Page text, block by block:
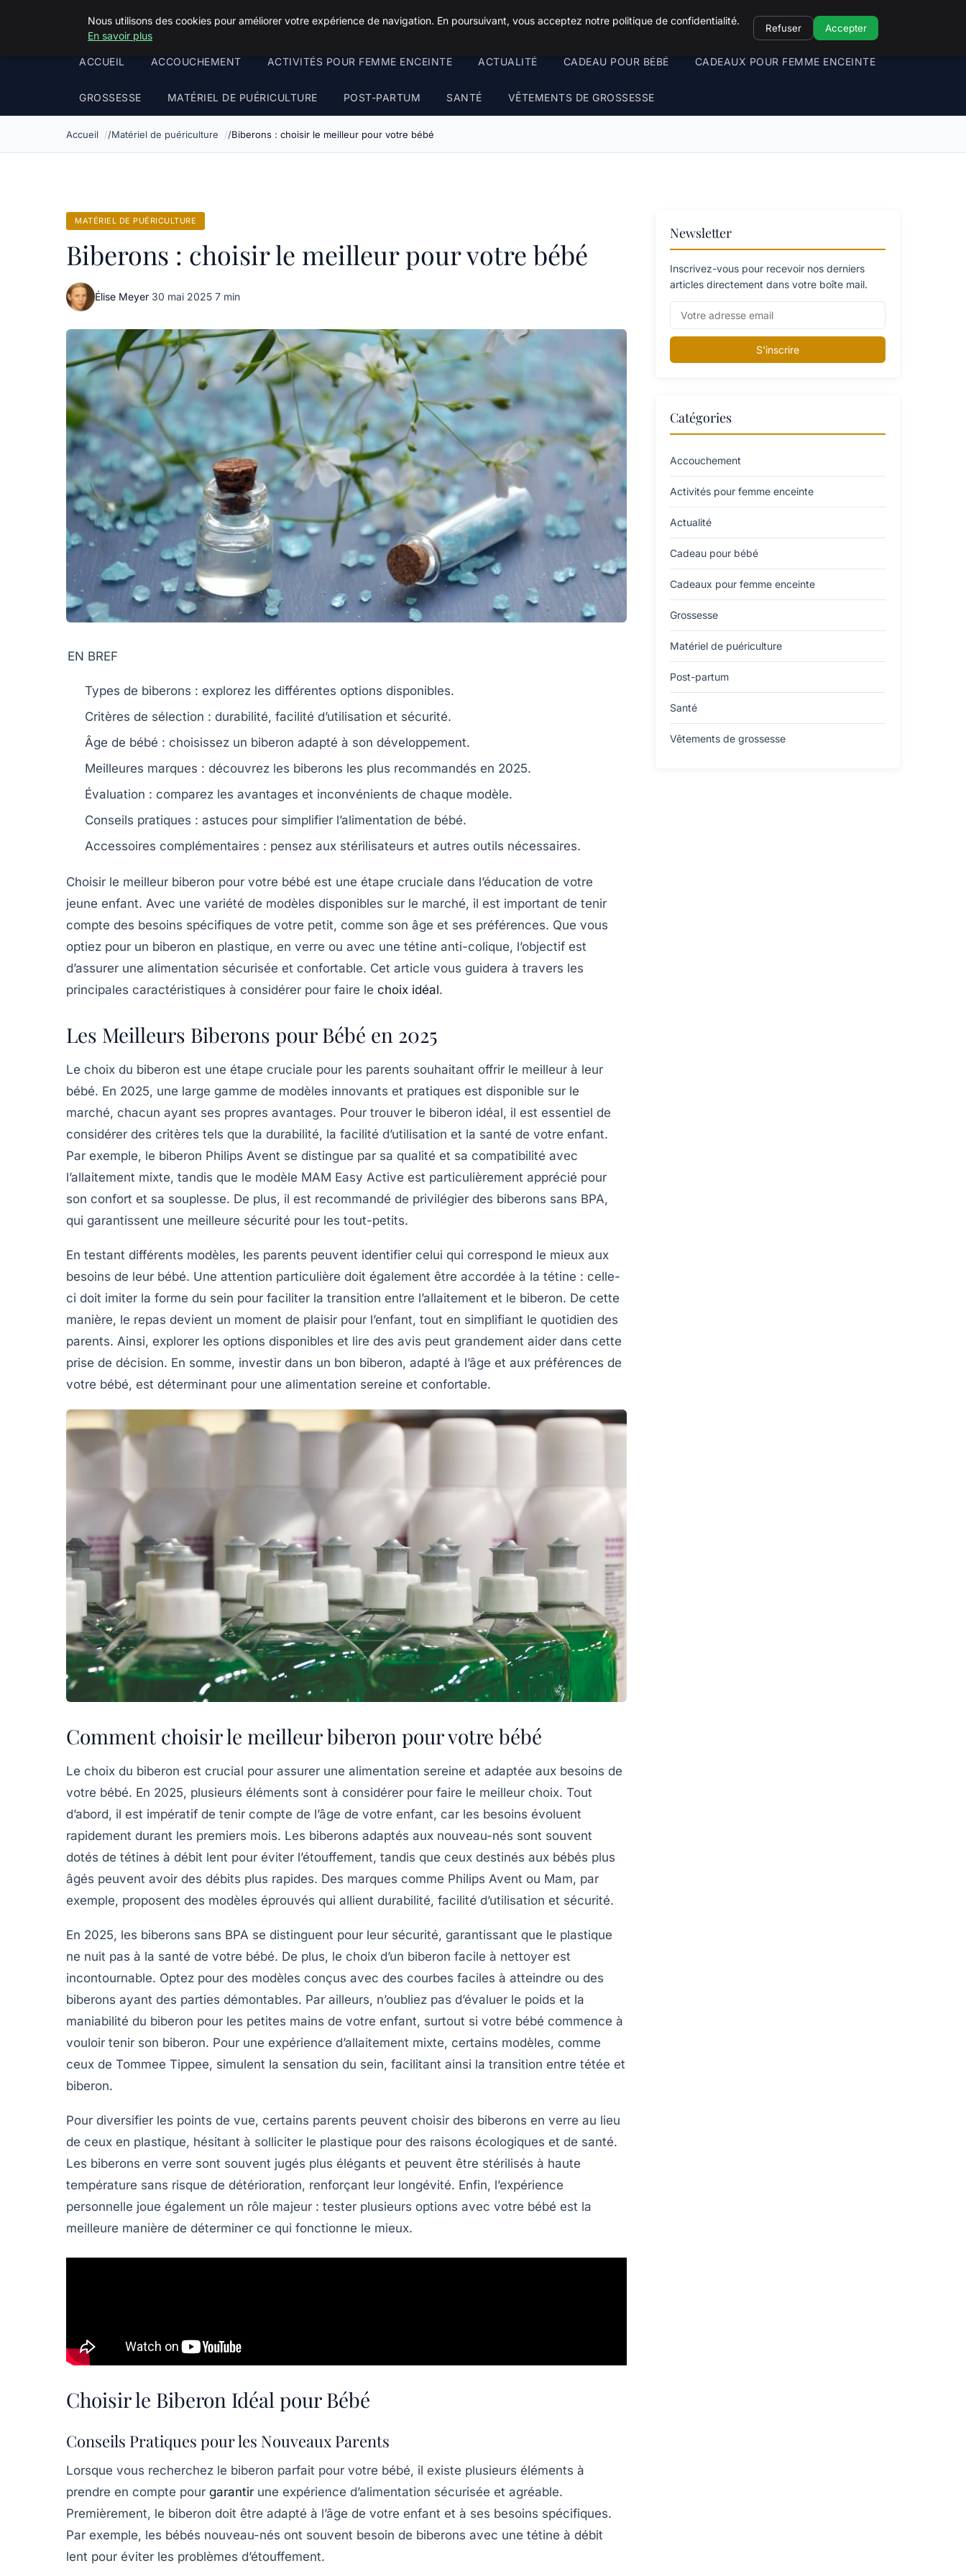
Squeakyswing.com
ACCUEIL ACCOUCHEMENT ACTIVITÉS POUR FEMME ENCEINTE ACTUALITÉ CADEAU POUR BÉBÉ CADEAUX POUR FEMME ENCEINTE
GROSSESSE MATÉRIEL DE PUÉRICULTURE POST-PARTUM SANTÉ VÊTEMENTS DE GROSSESSE
Accueil Matériel de puériculture Biberons : choisir le meilleur pour votre bébé
MATÉRIEL DE PUÉRICULTURE
Biberons : choisir le meilleur pour votre bébé
Élise Meyer·30 mai 2025·7 min
EN BREF
Types de biberons : explorez les différentes options disponibles.
Critères de sélection : durabilité, facilité d’utilisation et sécurité.
Âge de bébé : choisissez un biberon adapté à son développement.
Meilleures marques : découvrez les biberons les plus recommandés en 2025.
Évaluation : comparez les avantages et inconvénients de chaque modèle.
Conseils pratiques : astuces pour simplifier l’alimentation de bébé.
Accessoires complémentaires : pensez aux stérilisateurs et autres outils nécessaires.
Choisir le meilleur biberon pour votre bébé est une étape cruciale dans l’éducation de votre
jeune enfant. Avec une variété de modèles disponibles sur le marché, il est important de tenir
compte des besoins spécifiques de votre petit, comme son âge et ses préférences. Que vous
optiez pour un biberon en plastique, en verre ou avec une tétine anti-colique, l’objectif est
d’assurer une alimentation sécurisée et confortable. Cet article vous guidera à travers les
principales caractéristiques à considérer pour faire le choix idéal.
Les Meilleurs Biberons pour Bébé en 2025
Le choix du biberon est une étape cruciale pour les parents souhaitant offrir le meilleur à leur
bébé. En 2025, une large gamme de modèles innovants et pratiques est disponible sur le
marché, chacun ayant ses propres avantages. Pour trouver le biberon idéal, il est essentiel de
considérer des critères tels que la durabilité, la facilité d’utilisation et la santé de votre enfant.
Par exemple, le biberon Philips Avent se distingue par sa qualité et sa compatibilité avec
l’allaitement mixte, tandis que le modèle MAM Easy Active est particulièrement apprécié pour
son confort et sa souplesse. De plus, il est recommandé de privilégier des biberons sans BPA,
qui garantissent une meilleure sécurité pour les tout-petits.
En testant différents modèles, les parents peuvent identifier celui qui correspond le mieux aux
besoins de leur bébé. Une attention particulière doit également être accordée à la tétine : celle-
ci doit imiter la forme du sein pour faciliter la transition entre l’allaitement et le biberon. De cette
manière, le repas devient un moment de plaisir pour l’enfant, tout en simplifiant le quotidien des
parents. Ainsi, explorer les options disponibles et lire des avis peut grandement aider dans cette
prise de décision. En somme, investir dans un bon biberon, adapté à l’âge et aux préférences de
votre bébé, est déterminant pour une alimentation sereine et confortable.
Comment choisir le meilleur biberon pour votre bébé
Le choix du biberon est crucial pour assurer une alimentation sereine et adaptée aux besoins de
votre bébé. En 2025, plusieurs éléments sont à considérer pour faire le meilleur choix. Tout
d’abord, il est impératif de tenir compte de l’âge de votre enfant, car les besoins évoluent
rapidement durant les premiers mois. Les biberons adaptés aux nouveau-nés sont souvent
dotés de tétines à débit lent pour éviter l’étouffement, tandis que ceux destinés aux bébés plus
âgés peuvent avoir des débits plus rapides. Des marques comme Philips Avent ou Mam, par
exemple, proposent des modèles éprouvés qui allient durabilité, facilité d’utilisation et sécurité.
En 2025, les biberons sans BPA se distinguent pour leur sécurité, garantissant que le plastique
ne nuit pas à la santé de votre bébé. De plus, le choix d’un biberon facile à nettoyer est
incontournable. Optez pour des modèles conçus avec des courbes faciles à atteindre ou des
biberons ayant des parties démontables. Par ailleurs, n’oubliez pas d’évaluer le poids et la
maniabilité du biberon pour les petites mains de votre enfant, surtout si votre bébé commence à
vouloir tenir son biberon. Pour une expérience d’allaitement mixte, certains modèles, comme
ceux de Tommee Tippee, simulent la sensation du sein, facilitant ainsi la transition entre tétée et
biberon.
Pour diversifier les points de vue, certains parents peuvent choisir des biberons en verre au lieu
de ceux en plastique, hésitant à solliciter le plastique pour des raisons écologiques et de santé.
Les biberons en verre sont souvent jugés plus élégants et peuvent être stérilisés à haute
température sans risque de détérioration, renforçant leur longévité. Enfin, l’expérience
personnelle joue également un rôle majeur : tester plusieurs options avec votre bébé est la
meilleure manière de déterminer ce qui fonctionne le mieux.
Choisir le Biberon Idéal pour Bébé
Conseils Pratiques pour les Nouveaux Parents
Lorsque vous recherchez le biberon parfait pour votre bébé, il existe plusieurs éléments à
prendre en compte pour garantir une expérience d’alimentation sécurisée et agréable.
Premièrement, le biberon doit être adapté à l’âge de votre enfant et à ses besoins spécifiques.
Par exemple, les bébés nouveau-nés ont souvent besoin de biberons avec une tétine à débit
lent pour éviter les problèmes d’étouffement.
Newsletter
Inscrivez-vous pour recevoir nos derniers
articles directement dans votre boîte mail.
S'inscrire
Catégories
Accouchement
Activités pour femme enceinte
Actualité
Cadeau pour bébé
Cadeaux pour femme enceinte
Grossesse
Matériel de puériculture
Post-partum
Santé
Vêtements de grossesse
Nous utilisons des cookies pour améliorer votre expérience de navigation. En poursuivant, vous acceptez notre politique de confidentialité.
En savoir plus
Refuser Accepter